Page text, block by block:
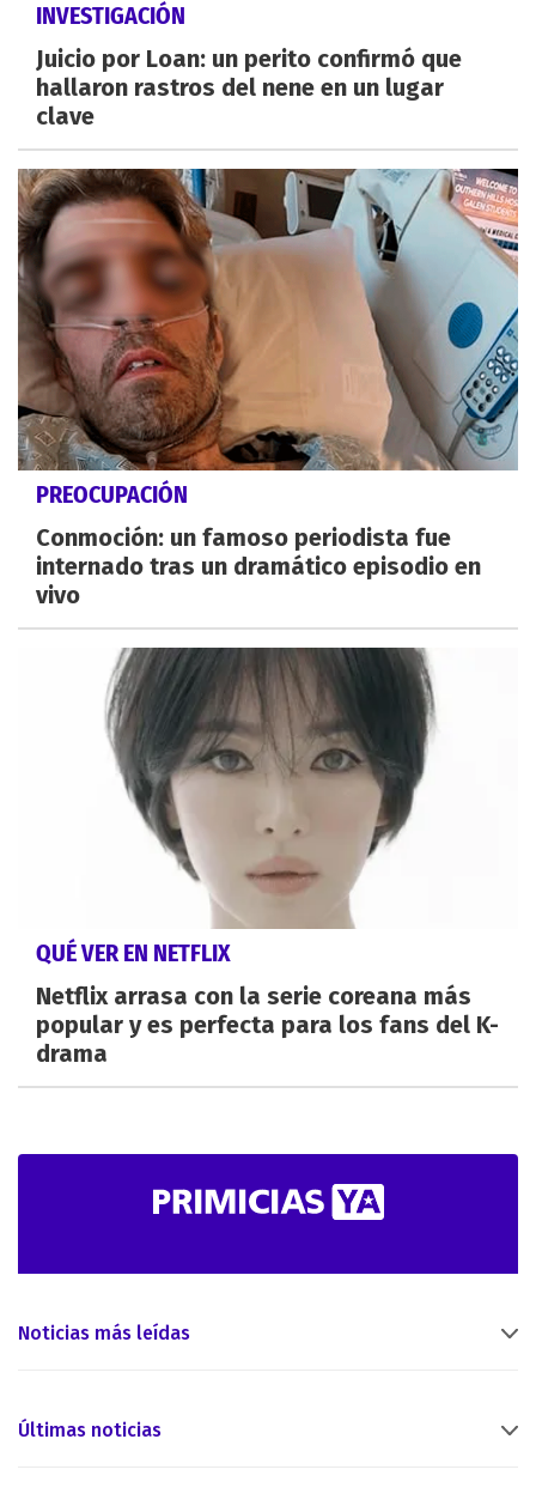
INVESTIGACIÓN
Juicio por Loan: un perito confirmó que
hallaron rastros del nene en un lugar
clave
PREOCUPACIÓN
Conmoción: un famoso periodista fue
internado tras un dramático episodio en
vivo
QUÉ VER EN NETFLIX
Netflix arrasa con la serie coreana más
popular y es perfecta para los fans del K-
drama
Noticias más leídas
Últimas noticias